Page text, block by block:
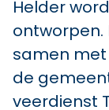
Helder
ontworpen.
samen
de
veerdienst